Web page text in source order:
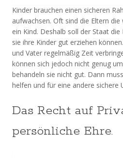
Kinder brauchen einen sicheren
aufwachsen. Oft sind die Eltern
ein Kind. Deshalb soll der Staat
sie ihre Kinder gut erziehen
und Vater regelmäßig Zeit
können sich jedoch nicht genug
behandeln sie nicht gut. Dann
helfen und für eine andere sichere
Das Recht auf
persönliche Ehre.